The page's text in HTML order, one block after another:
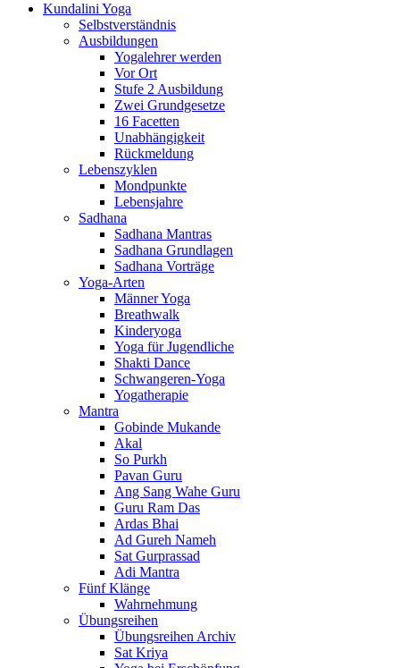
Kundalini Yoga
Selbstverständnis
Ausbildungen
Yogalehrer werden
Vor Ort
Stufe 2 Ausbildung
Zwei Grundgesetze
16 Facetten
Unabhängigkeit
Rückmeldung
Lebenszyklen
Mondpunkte
Lebensjahre
Sadhana
Sadhana Mantras
Sadhana Grundlagen
Sadhana Vorträge
Yoga-Arten
Männer Yoga
Breathwalk
Kinderyoga
Yoga für Jugendliche
Shakti Dance
Schwangeren-Yoga
Yogatherapie
Mantra
Gobinde Mukande
Akal
So Purkh
Pavan Guru
Ang Sang Wahe Guru
Guru Ram Das
Ardas Bhai
Ad Gureh Nameh
Sat Gurprassad
Adi Mantra
Fünf Klänge
Wahrnehmung
Übungsreihen
Übungsreihen Archiv
Sat Kriya